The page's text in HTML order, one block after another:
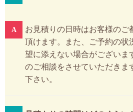
お見積りの日時はお客様のご
頂けます。また、ご予約の状
望に添えない場合がございま
のご相談をさせていただきま
下さい。